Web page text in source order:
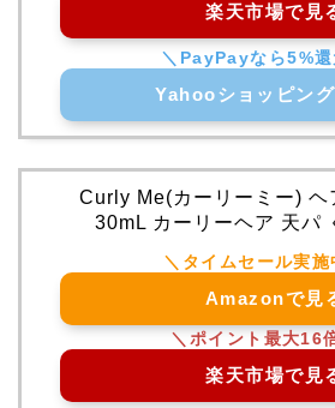
楽天市場で見
Yahooショッピン
Curly Me(カーリーミー) ヘ
30mL カーリーヘア 天パ
Amazonで見
楽天市場で見